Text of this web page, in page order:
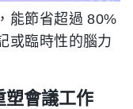
能節省超過 80%
或臨時性的腦力
會議工作